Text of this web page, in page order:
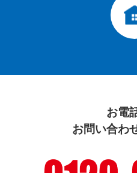
お電
お問い合わ